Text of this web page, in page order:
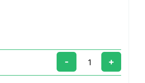
- +